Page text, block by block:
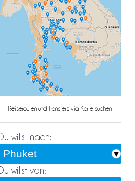
Reiserouten und Transfers via Karte suchen
Du willst nach:
Du willst von: